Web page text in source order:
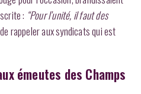
: “Pour l’unité, il faut des
rappeler aux syndicats qui est
émeutes des Champs